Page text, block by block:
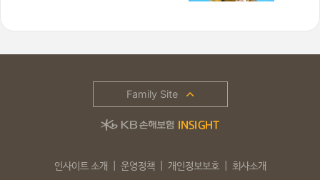
인사이트 소개 운영정책 개인정보보호 회사소개
Family Site